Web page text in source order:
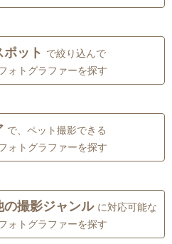
ット で絞り込んで
ォトグラファーを探す
で、ペット撮影できる
ォトグラファーを探す
の撮影ジャンル に対応可能な
ォトグラファーを探す